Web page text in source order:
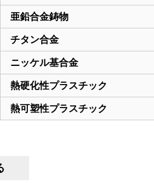
亜鉛合金鋳物
チタン合金
ニッケル基合金
熱硬化性プラスチック
熱可塑性プラスチック